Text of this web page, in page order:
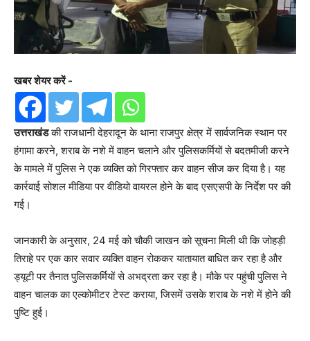
खबर शेयर करें -
उत्तराखंडकी राजधानी देहरादून के थाना राजपुर क्षेत्र में सार्वजनिक स्थान पर
हंगामा करने, शराब के नशे में वाहन चलाने और पुलिसकर्मियों से बदतमीजी करने
के मामले में पुलिस ने एक व्यक्ति को गिरफ्तार कर वाहन सीज कर दिया है। यह
कार्रवाई सोशल मीडिया पर वीडियो वायरल होने के बाद एसएसपी के निर्देश पर की
गई।
जानकारी के अनुसार, 24 मई को चौकी जाखन को सूचना मिली थी कि जोहड़ी
तिराहे पर एक कार सवार व्यक्ति वाहन रोककर यातायात बाधित कर रहा है और
ड्यूटी पर तैनात पुलिसकर्मियों से अभद्रता कर रहा है। मौके पर पहुंची पुलिस ने
वाहन चालक का एल्कोमीटर टेस्ट कराया, जिसमें उसके शराब के नशे में होने की
पुष्टि हुई।